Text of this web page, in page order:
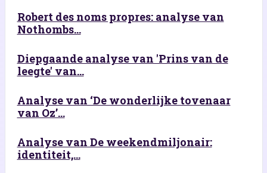
Robert des noms propres: analyse van
Nothombs...
Diepgaande analyse van 'Prins van de
leegte' van...
Analyse van ‘De wonderlijke tovenaar
van Oz’...
Analyse van De weekendmiljonair:
identiteit,...